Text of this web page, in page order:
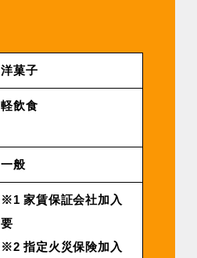
洋菓子
軽飲食
一般
※1 家賃保証会社加入
要
※2 指定火災保険加入